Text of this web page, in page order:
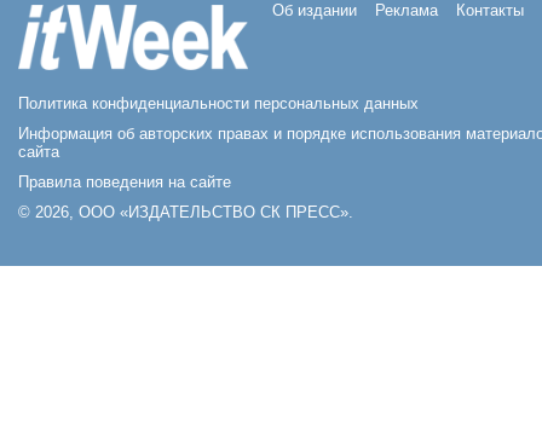
Об издании Реклама Контакты
Политика конфиденциальности персональных данных
Информация об авторских правах и порядке использования
сайта
Правила поведения на сайте
© 2026, ООО «ИЗДАТЕЛЬСТВО СК ПРЕСС».